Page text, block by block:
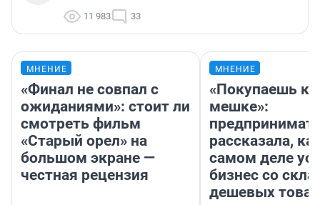
11 983 33
МНЕНИЕ
«Финал не совпал с
ожиданиями»: стоит ли
смотреть фильм
«Старый орел» на
большом экране —
честная рецензия
МНЕНИЕ
«Покупаешь
мешке»:
рассказала,
самом деле
бизнес со
дешевых